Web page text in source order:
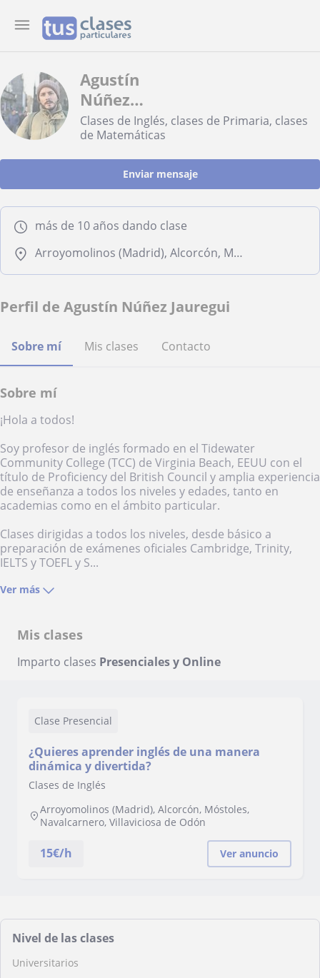
Agustín
Núñez
Jauregui
Clases de Inglés, clases de Primaria, clases
de Matemáticas
Enviar mensaje
más de 10 años dando clase
Arroyomolinos (Madrid), Alcorcón, Móstoles, Navalcarnero, Villaviciosa de Odón
Perfil de Agustín Núñez Jauregui
Sobre mí Mis clases Contacto
Sobre mí
¡Hola a todos!
Soy profesor de inglés formado en el Tidewater
Community College (TCC) de Virginia Beach, EEUU con el
título de Proficiency del British Council y amplia experiencia
de enseñanza a todos los niveles y edades, tanto en
academias como en el ámbito particular.
Clases dirigidas a todos los niveles, desde básico a
preparación de exámenes oficiales Cambridge, Trinity,
IELTS y TOEFL y S...
Ver más
Mis clases
Imparto clases Presenciales y Online
Clase Presencial
¿Quieres aprender inglés de una manera
dinámica y divertida?
Clases de Inglés
Arroyomolinos (Madrid), Alcorcón, Móstoles,
Navalcarnero, Villaviciosa de Odón
15€/h Ver anuncio
Nivel de las clases
Universitarios